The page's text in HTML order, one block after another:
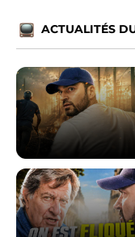
ACTUALITÉS